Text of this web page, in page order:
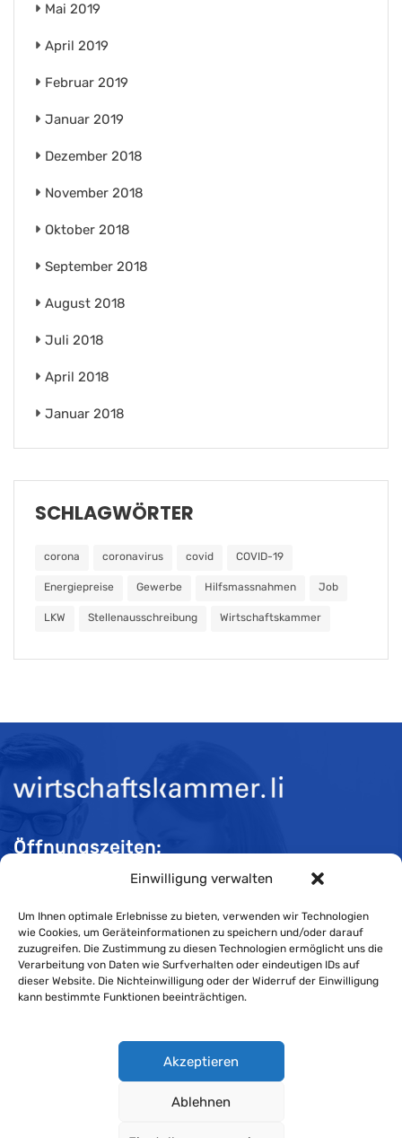
Einwilligung verwalten
Um Ihnen optimale Erlebnisse zu bieten, verwenden wir Technologien
wie Cookies, um Geräteinformationen zu speichern und/oder darauf
zuzugreifen. Die Zustimmung zu diesen Technologien ermöglicht uns die
Verarbeitung von Daten wie Surfverhalten oder eindeutigen IDs auf
dieser Website. Die Nichteinwilligung oder der Widerruf der Einwilligung
kann bestimmte Funktionen beeinträchtigen.
Akzeptieren
Ablehnen
Mai 2019
April 2019
Februar 2019
Januar 2019
Dezember 2018
November 2018
Oktober 2018
September 2018
August 2018
Juli 2018
April 2018
Januar 2018
SCHLAGWÖRTER
corona coronavirus covid COVID-19
Energiepreise Gewerbe Hilfsmassnahmen Job
LKW Stellenausschreibung Wirtschaftskammer
Öffnungszeiten:
Mo-Do 08:00 bis 11:30 und 13:30 bis 16:30 Uhr
Fr 08:00 bis 11:30 und 13:30 bis 16:00 Uhr
Impressum
Cookie-Richtlinie